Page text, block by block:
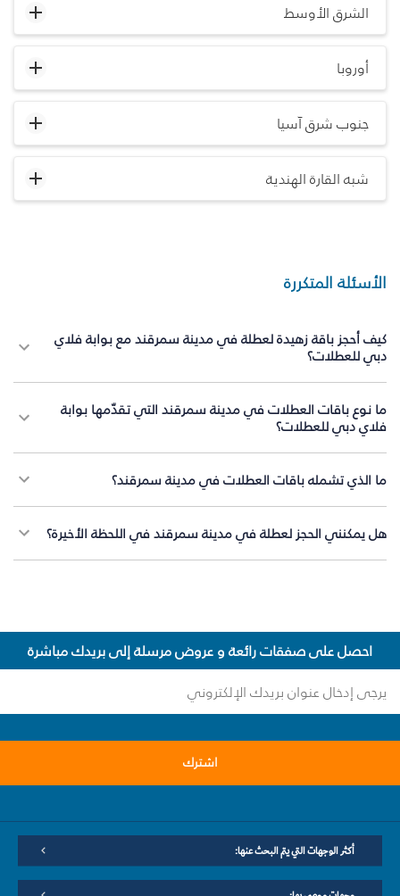
الشرق الأوسط
أوروبا
جنوب شرق آسيا
شبه القارة الهندية
الأسئلة المتكررة
كيف أحجز باقة زهيدة لعطلة في مدينة سمرقند مع بوابة فلاي
دبي للعطلات؟
ما نوع باقات العطلات في مدينة سمرقند التي تقدّمها بوابة
فلاي دبي للعطلات؟
ما الذي تشمله باقات العطلات في مدينة سمرقند؟
هل يمكنني الحجز لعطلة في مدينة سمرقند في اللحظة الأخيرة؟
احصل على صفقات رائعة و عروض مرسلة إلى بريدك مباشرة
اشترك
أكثر الوجهات التي يتم البحث عنها: